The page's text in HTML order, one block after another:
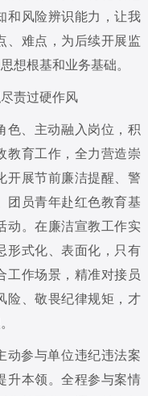
和风险辨识能力，让我
、难点，为后续开展监
想根基和业务基础。
责过硬作风
色、主动融入岗位，积
教育工作，全力营造崇
开展节前廉洁提醒、警
团员青年赴红色教育基
动。在廉洁宣教工作实
形式化、表面化，只有
工作场景，精准对接员
险、敬畏纪律规矩，才
动参与单位违纪违法案
升本领。全程参与案情